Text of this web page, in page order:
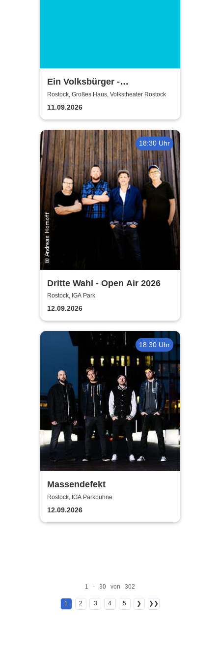
Ein Volksbürger -
Volkstheater Rostock
Rostock, Großes Haus, Volkstheater Rostock
11.09.2026
18:30 Uhr
Dritte Wahl - Open Air 2026
Rostock, IGA Park
12.09.2026
18:30 Uhr
Massendefekt
Rostock, IGA Parkbühne
12.09.2026
1 - 30 von 302
1 2 3 4 5 ❯ ❯❯